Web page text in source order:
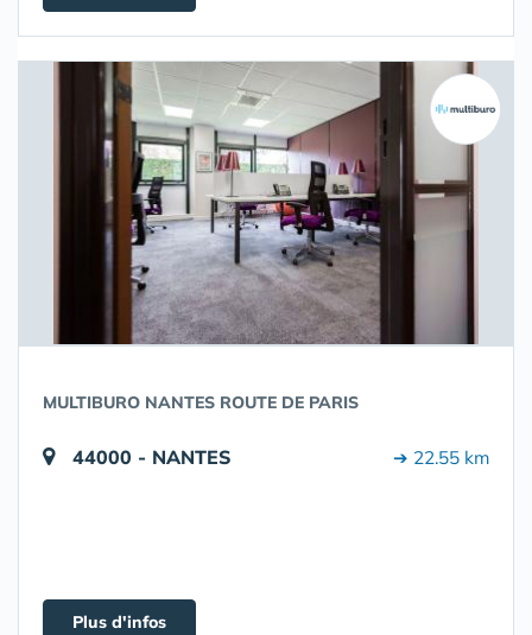
MULTIBURO NANTES ROUTE DE PARIS
44000 - NANTES ➔ 22.55 km
Plus d'infos